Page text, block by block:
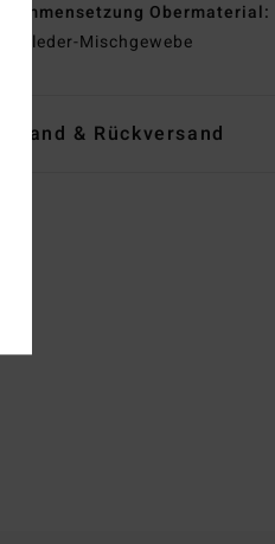
Obermaterial:
Mischgewebe
& Rückversand